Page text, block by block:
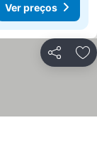
Ver preços
Partilhar